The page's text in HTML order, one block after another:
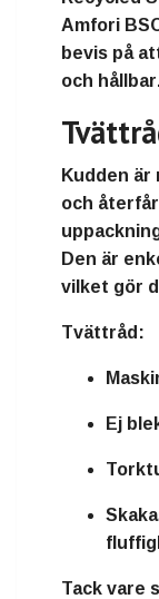
Amfori
bevis på
och hållbar
Kudden är
och
Den är
vilket gör
Tvättråd:
Ej
Tack vare